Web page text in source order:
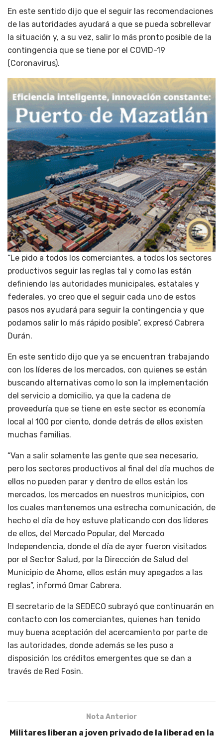
En este sentido dijo que el seguir las recomendaciones
de las autoridades ayudará a que se pueda sobrellevar
la situación y, a su vez, salir lo más pronto posible de la
contingencia que se tiene por el COVID-19
(Coronavirus).
“Le pido a todos los comerciantes, a todos los sectores
productivos seguir las reglas tal y como las están
definiendo las autoridades municipales, estatales y
federales, yo creo que el seguir cada uno de estos
pasos nos ayudará para seguir la contingencia y que
podamos salir lo más rápido posible”, expresó Cabrera
Durán.
En este sentido dijo que ya se encuentran trabajando
con los líderes de los mercados, con quienes se están
buscando alternativas como lo son la implementación
del servicio a domicilio, ya que la cadena de
proveeduría que se tiene en este sector es economía
local al 100 por ciento, donde detrás de ellos existen
muchas familias.
“Van a salir solamente las gente que sea necesario,
pero los sectores productivos al final del día muchos de
ellos no pueden parar y dentro de ellos están los
mercados, los mercados en nuestros municipios, con
los cuales mantenemos una estrecha comunicación, de
hecho el día de hoy estuve platicando con dos líderes
de ellos, del Mercado Popular, del Mercado
Independencia, donde el día de ayer fueron visitados
por el Sector Salud, por la Dirección de Salud del
Municipio de Ahome, ellos están muy apegados a las
reglas”, informó Omar Cabrera.
El secretario de la SEDECO subrayó que continuarán en
contacto con los comerciantes, quienes han tenido
muy buena aceptación del acercamiento por parte de
las autoridades, donde además se les puso a
disposición los créditos emergentes que se dan a
través de Red Fosin.
Nota Anterior
Militares liberan a joven privado de la liberad en la